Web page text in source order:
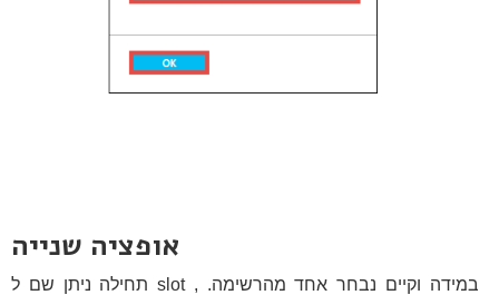
אופציה שנייה
תחילה ניתן שם ל slot , במידה וקיים נבחר אחד מהרשימה.